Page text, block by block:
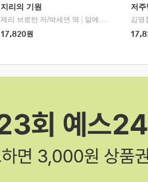
지리의 기원
제리 브로턴 저/박세연 역
알에이치코리아(RHK)
17,820원
저
김명